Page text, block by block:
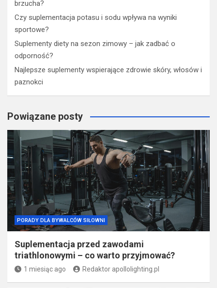
brzucha?
Czy suplementacja potasu i sodu wpływa na wyniki
sportowe?
Suplementy diety na sezon zimowy – jak zadbać o
odporność?
Najlepsze suplementy wspierające zdrowie skóry, włosów i
paznokci
Powiązane posty
PORADY DLA BYWALCÓW SIŁOWNI
Suplementacja przed zawodami
triathlonowymi – co warto przyjmować?
1 miesiąc ago Redaktor apollolighting.pl